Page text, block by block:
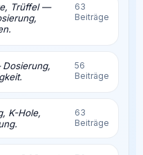
Trüffel —
63
Beiträge
56
Beiträge
K-Hole,
63
Beiträge